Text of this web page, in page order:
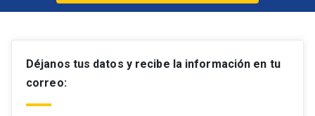
Déjanos tus datos y recibe la información en tu
correo: